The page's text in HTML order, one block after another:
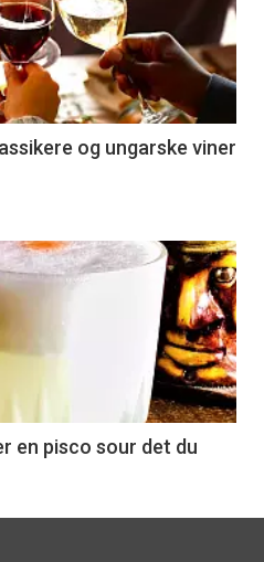
og ungarske viner
en pisco sour det du